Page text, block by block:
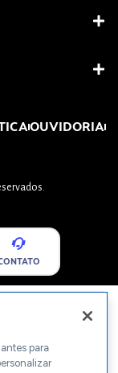
OUVIDORIA
para